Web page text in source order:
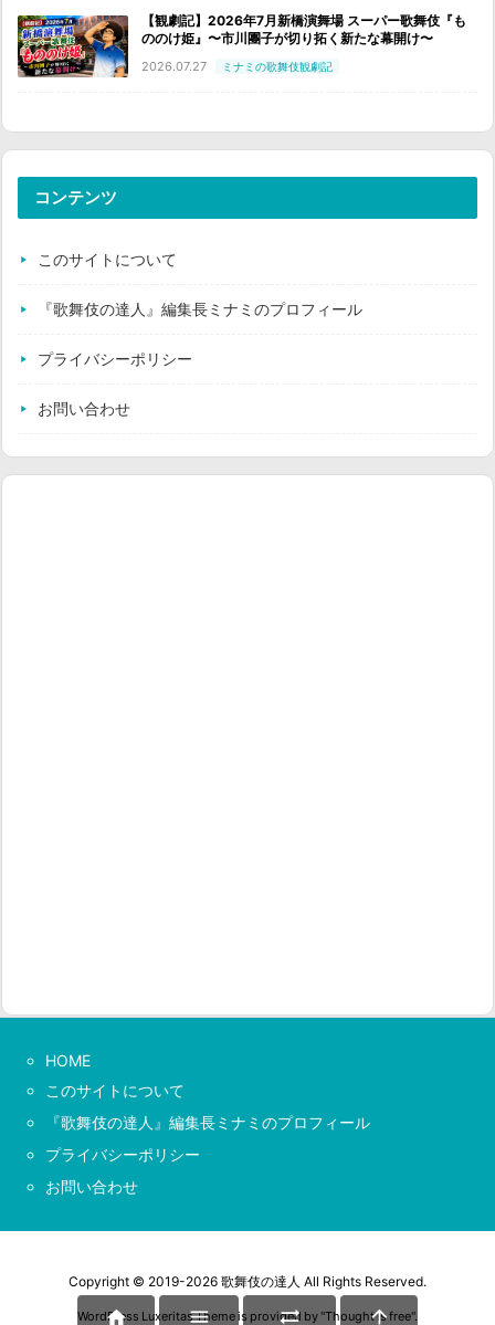
【観劇記】2026年7月新橋演舞場 スーパー歌舞伎『も
ののけ姫』〜市川團子が切り拓く新たな幕開け〜
2026.07.27 ミナミの歌舞伎観劇記
コンテンツ
このサイトについて
『歌舞伎の達人』編集長ミナミのプロフィール
プライバシーポリシー
お問い合わせ
HOME
このサイトについて
『歌舞伎の達人』編集長ミナミのプロフィール
プライバシーポリシー
お問い合わせ
Copyright © 2019-2026 歌舞伎の達人 All Rights Reserved.
WordPress Luxeritas Theme is provided by "Thought is free".
   